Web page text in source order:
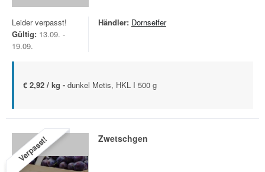
Leider verpasst!
Gültig: 13.09. -
19.09.
Händler: Dornseifer
€ 2,92 / kg - dunkel Metis, HKL I 500 g
Verpasst! Zwetschgen